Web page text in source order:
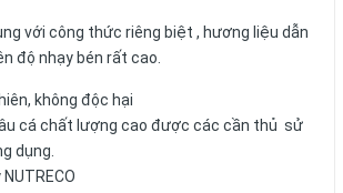
với công thức riêng biệt , hương liệu dẫn
độ nhạy bén rất cao.
không độc hại
cá chất lượng cao được các cần thủ sử
dụng.